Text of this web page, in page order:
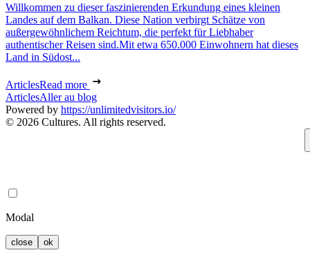
Willkommen zu dieser faszinierenden Erkundung eines kleinen
Landes auf dem Balkan. Diese Nation verbirgt Schätze von
außergewöhnlichem Reichtum, die perfekt für Liebhaber
authentischer Reisen sind.Mit etwa 650.000 Einwohnern hat dieses
Land in Südost...
ArticlesRead more
ArticlesAller au blog
Powered by https://unlimitedvisitors.io/
© 2026 Cultures. All rights reserved.
Modal
close ok